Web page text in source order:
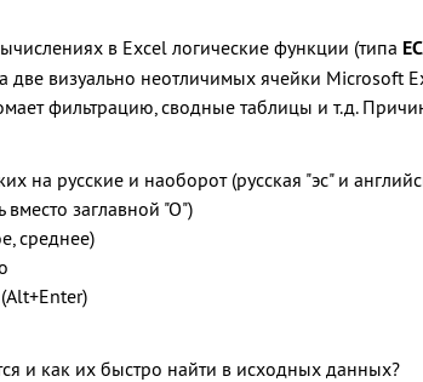
в Excel логические функции (типа
две визуально неотличимых ячейки Microsoft
фильтрацию, сводные таблицы и т.д.
на русские и наоборот (русская "эс" и
заглавной "О")
среднее)
и как их быстро найти в исходных данных?